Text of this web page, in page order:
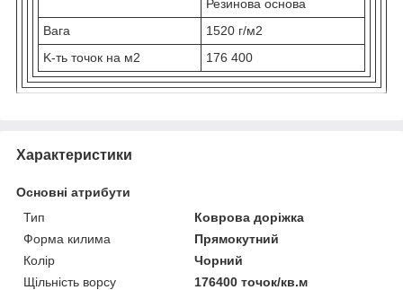
Резинова основа
Вага
1520 г/м2
K-ть точок на м2
176 400
Характеристики
Основні атрибути
Тип
Коврова доріжка
Форма килима
Прямокутний
Колір
Чорний
Щільність ворсу
176400 точок/кв.м